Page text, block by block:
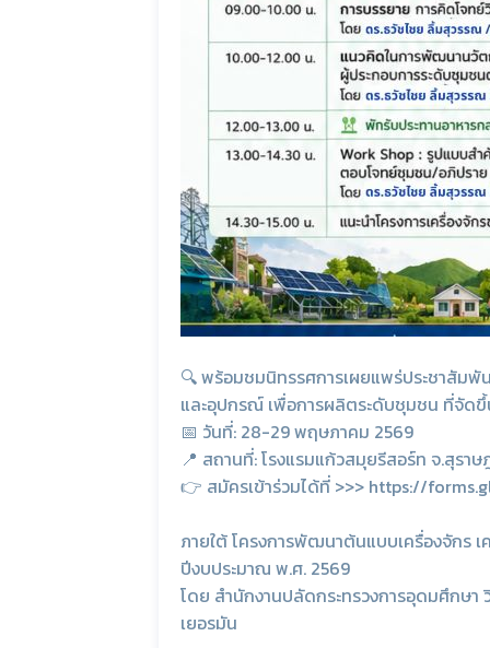
🔍 พร้อมชมนิทรรศการเผยแพร่ประชาสัมพั
และอุปกรณ์ เพื่อการผลิตระดับชุมชน ที่จัดขึ้
📅 วันที่: 28-29 พฤษภาคม 2569
📍 สถานที่: โรงแรมแก้วสมุยรีสอร์ท จ.สุราษ
👉 สมัครเข้าร่วมได้ที่ >>> https://
ภายใต้ โครงการพัฒนาต้นแบบเครื่องจักร
ปีงบประมาณ พ.ศ. 2569
โดย สำนักงานปลัดกระทรวงการอุดมศึกษ
เยอรมัน